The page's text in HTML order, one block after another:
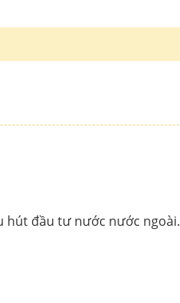
hút đầu tư nước nước ngoài.